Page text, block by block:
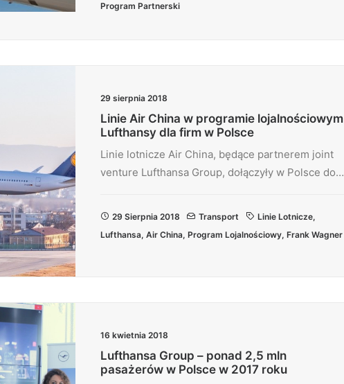
Program Partnerski
29 sierpnia 2018
Linie Air China w programie lojalnościowym
Lufthansy dla firm w Polsce
Linie lotnicze Air China, będące partnerem joint
venture Lufthansa Group, dołączyły w Polsce do…
29 Sierpnia 2018 Transport Linie Lotnicze,
Lufthansa, Air China, Program Lojalnościowy, Frank Wagner
16 kwietnia 2018
Lufthansa Group – ponad 2,5 mln
pasażerów w Polsce w 2017 roku